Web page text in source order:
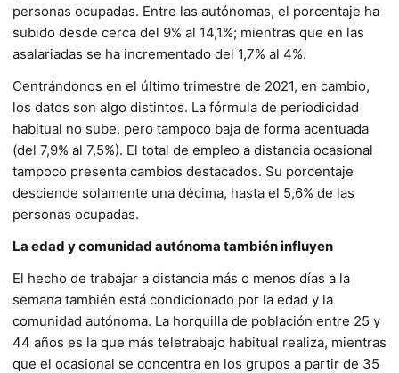
personas ocupadas. Entre las autónomas, el porcentaje ha
subido desde cerca del 9% al 14,1%; mientras que en las
asalariadas se ha incrementado del 1,7% al 4%.
Centrándonos en el último trimestre de 2021, en cambio,
los datos son algo distintos. La fórmula de periodicidad
habitual no sube, pero tampoco baja de forma acentuada
(del 7,9% al 7,5%). El total de empleo a distancia ocasional
tampoco presenta cambios destacados. Su porcentaje
desciende solamente una décima, hasta el 5,6% de las
personas ocupadas.
La edad y comunidad autónoma también influyen
El hecho de trabajar a distancia más o menos días a la
semana también está condicionado por la edad y la
comunidad autónoma. La horquilla de población entre 25 y
44 años es la que más teletrabajo habitual realiza, mientras
que el ocasional se concentra en los grupos a partir de 35